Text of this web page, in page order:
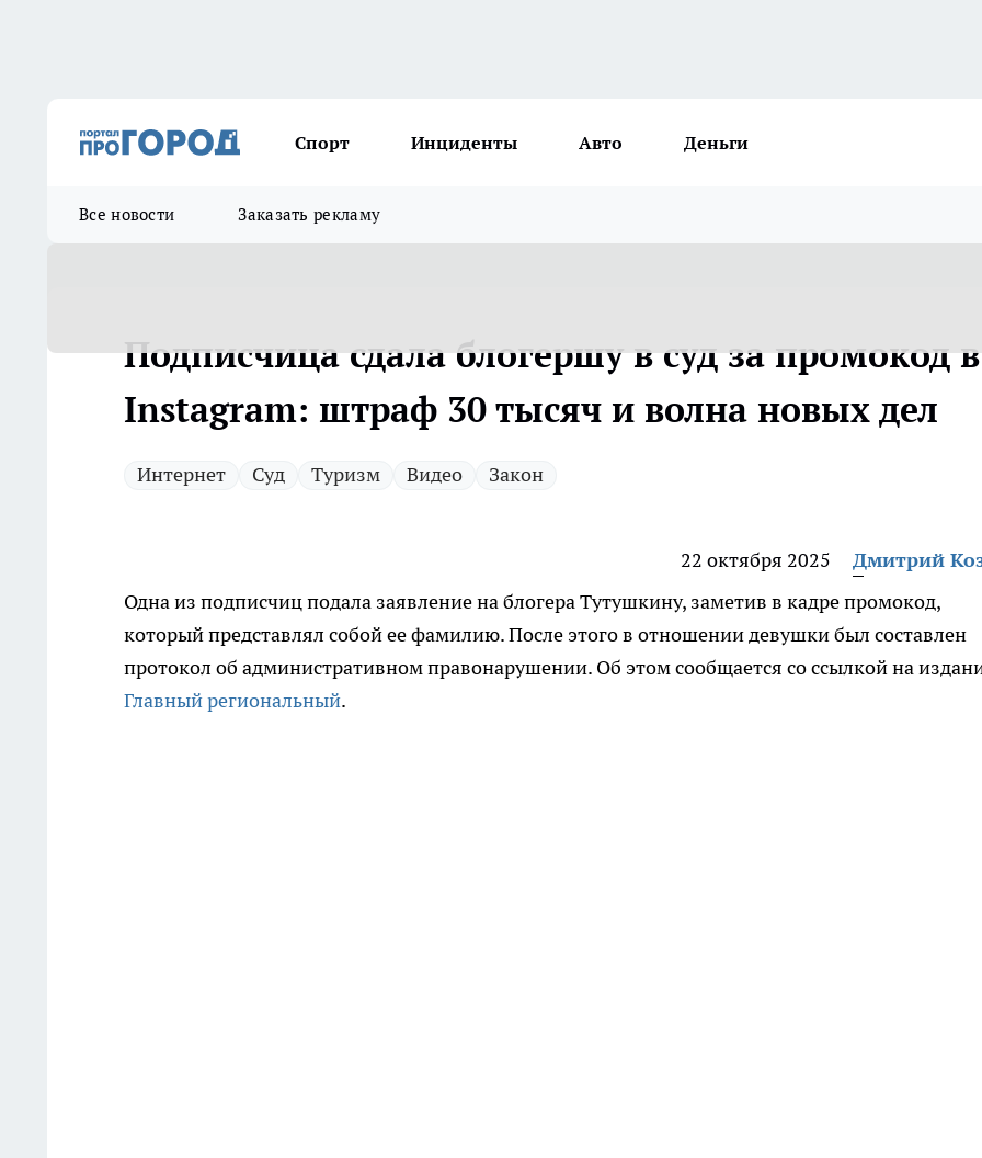
Спорт Инциденты Авто Деньги
Все новости Заказать рекламу
Подписчица сдала блогершу в суд за промокод в
Instagram: штраф 30 тысяч и волна новых дел
Интернет Суд Туризм Видео Закон
22 октября 2025
Дмитрий
Одна из подписчиц подала заявление на блогера Тутушкину, заметив в кадре промокод,
который представлял собой ее фамилию. После этого в отношении девушки был составлен
протокол об административном правонарушении. Об этом сообщается со ссылкой на
Главный региональный.